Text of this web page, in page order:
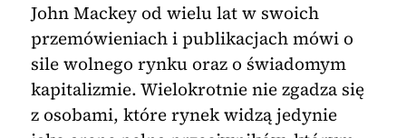
John Mackey od wielu lat w swoich
przemówieniach i publikacjach mówi o
sile wolnego rynku oraz o świadomym
kapitalizmie. Wielokrotnie nie zgadza się
z osobami, które rynek widzą jedynie